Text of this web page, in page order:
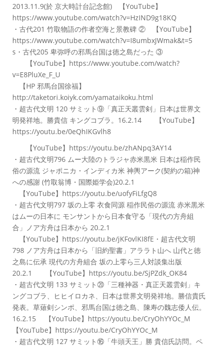
2013.11.9(於 京大時計台記念館) 【YouTube】
https://www.youtube.com/watch?v=HzIND9g18KQ
・古代201 竹取物語の作者空海と景教碑 ② 【YouTube】
https://www.youtube.com/watch?v=I8umbxJWmak&t=5
s・古代205 卑弥呼の邪馬台国は徳之島だった ③
【YouTube】https://www.youtube.com/watch?
v=E8PluXe_F_U
【HP 邪馬台国徐福】
http://taketori.koiyk.com/yamataikoku.html
・超古代文明 120 サミット⑨「真正天叢雲剣」日本は世界文
明発祥地。勝貴信 キングコブラ。16.2.14 【YouTube】
https://youtu.be/0eQhIKGvlh8
【YouTube】https://youtu.be/zhANpq3AY14
・超古代文明796 ムー大陸のトラジャ赤米黒米 日本は稲作民
俗の源流 ジャポニカ・インディカ米 神輿アーク(契約の箱)神
への感謝 (竹取翁博・国際姫学会)20.2.1
【YouTube】https://youtu.be/uofyFiLfgQ8
・超古代文明797 坂の上零 衣食同源 稲作民俗の源流 赤米黒米
はムーの日本に モンサントから日本食守る「現代の方舟組
合」ノア方舟は日本から 20.2.1
【YouTube】https://youtu.be/jKFovlKI8fE・超古代文明
798 ノア方舟は日本から「旧約聖書」アララト山へ 山代と徳
之島に伝承 現代の方舟組合 坂の上零ら三人対談集出版
20.2.1 【YouTube】https://youtu.be/SjPZdk_OK84
・超古代文明 133 サミット⑳「三種神器・真正天叢雲剣」キ
ングコブラ、ヒヒイロカネ、日本は世界文明発祥地。勝信貴氏
発表。草薙剣シンポ、邪馬台国は徳之島、陳寿の魏志倭人伝。
16.2.15 【YouTube】https://youtu.be/CryOhYYOc_M
【YouTube】https://youtu.be/CryOhYYOc_M
・超古代文明 127 サミット⑯「牛頭天王」勝 貴信氏訪問。ペ